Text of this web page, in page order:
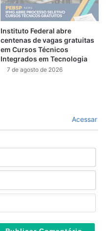
Instituto Federal abre
centenas de vagas gratuitas
em Cursos Técnicos
Integrados em Tecnologia
7 de agosto de 2026
Acessar
m
*a
l